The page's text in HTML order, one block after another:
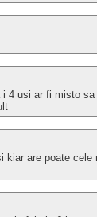
4 usi ar fi misto
are poate